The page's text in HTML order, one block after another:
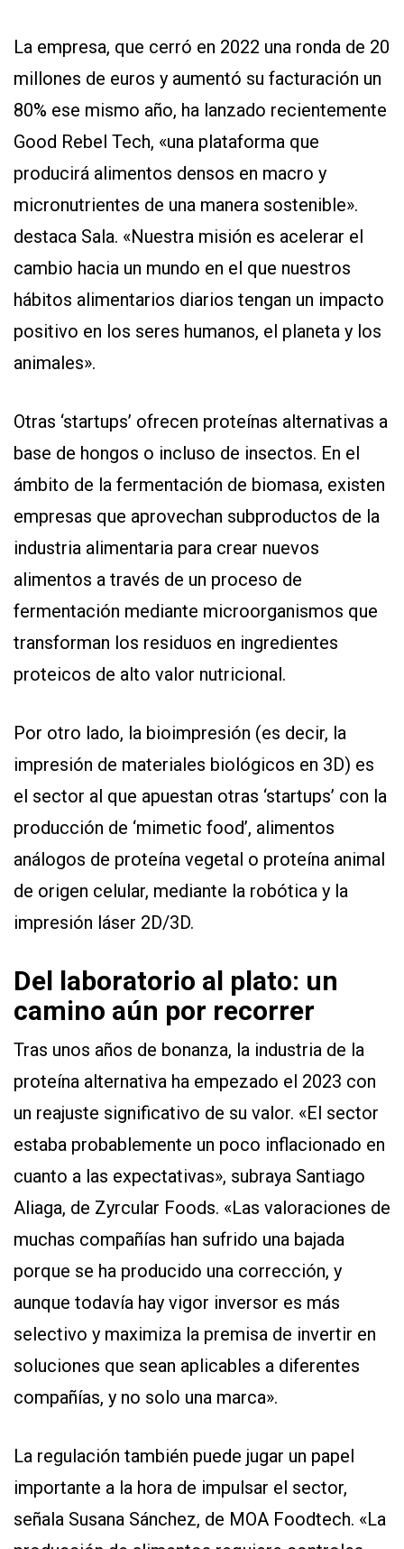
La empresa, que cerró en 2022 una ronda de 20
millones de euros y aumentó su facturación un
80% ese mismo año, ha lanzado recientemente
Good Rebel Tech, «una plataforma que
producirá alimentos densos en macro y
micronutrientes de una manera sostenible».
destaca Sala. «Nuestra misión es acelerar el
cambio hacia un mundo en el que nuestros
hábitos alimentarios diarios tengan un impacto
positivo en los seres humanos, el planeta y los
animales».
Otras ‘startups’ ofrecen proteínas alternativas a
base de hongos o incluso de insectos. En el
ámbito de la fermentación de biomasa, existen
empresas que aprovechan subproductos de la
industria alimentaria para crear nuevos
alimentos a través de un proceso de
fermentación mediante microorganismos que
transforman los residuos en ingredientes
proteicos de alto valor nutricional.
Por otro lado, la bioimpresión (es decir, la
impresión de materiales biológicos en 3D) es
el sector al que apuestan otras ‘startups’ con la
producción de ‘mimetic food’, alimentos
análogos de proteína vegetal o proteína animal
de origen celular, mediante la robótica y la
impresión láser 2D/3D.
Del laboratorio al plato: un
camino aún por recorrer
Tras unos años de bonanza, la industria de la
proteína alternativa ha empezado el 2023 con
un reajuste significativo de su valor. «El sector
estaba probablemente un poco inflacionado en
cuanto a las expectativas», subraya Santiago
Aliaga, de Zyrcular Foods. «Las valoraciones de
muchas compañías han sufrido una bajada
porque se ha producido una corrección, y
aunque todavía hay vigor inversor es más
selectivo y maximiza la premisa de invertir en
soluciones que sean aplicables a diferentes
compañías, y no solo una marca».
La regulación también puede jugar un papel
importante a la hora de impulsar el sector,
señala Susana Sánchez, de MOA Foodtech. «La